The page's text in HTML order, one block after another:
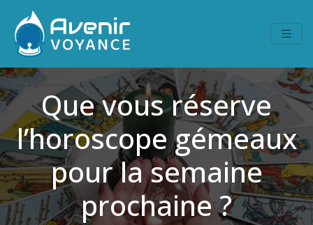
Que vous réserve
l’horoscope gémeaux
pour la semaine
prochaine ?